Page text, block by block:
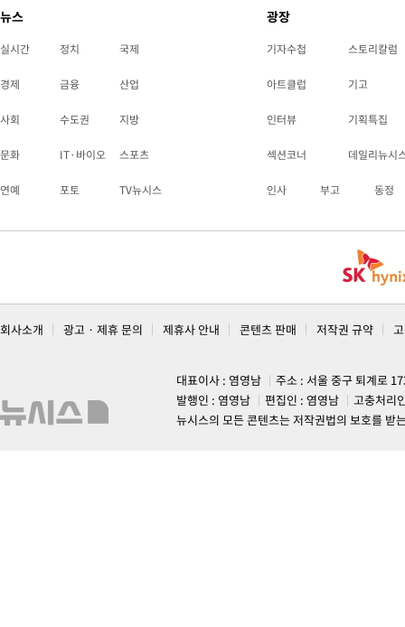
뉴스
실시간 정치 국제
경제 금융 산업
사회 수도권 지방
문화 IT·바이오 스포츠
연예 포토 TV뉴시스
광장
기자수첩 스토리칼럼
아트클럽 기고
인터뷰 기획특집
섹션코너 데일리뉴시
인사 부고 동정
회사소개 광고 · 제휴 문의 제휴사 안내 콘텐츠 판매 저작권 규약
대표이사 : 염영남
주소 : 서울 중구 퇴계로
발행인 : 염영남
편집인 : 염영남
고충처리
뉴시스의 모든 콘텐츠는 저작권법의 보호를